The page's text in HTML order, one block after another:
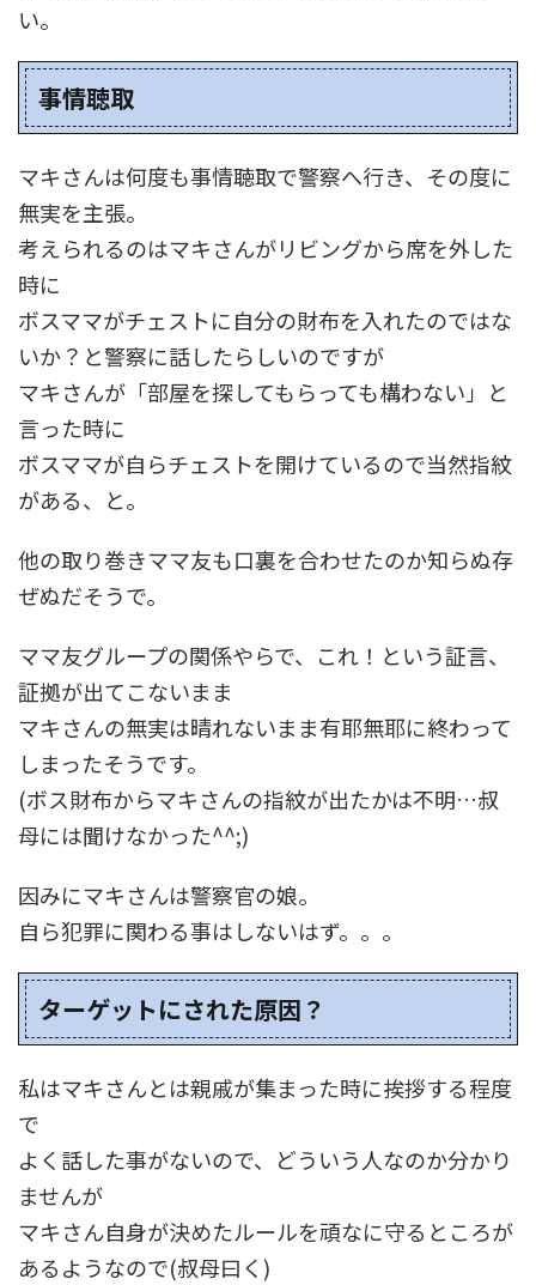
い。
事情聴取
マキさんは何度も事情聴取で警察へ行き、その度に
無実を主張。
考えられるのはマキさんがリビングから席を外した
時に
ボスママがチェストに自分の財布を入れたのではな
いか？と警察に話したらしいのですが
マキさんが「部屋を探してもらっても構わない」と
言った時に
ボスママが自らチェストを開けているので当然指紋
がある、と。
他の取り巻きママ友も口裏を合わせたのか知らぬ存
ぜぬだそうで。
ママ友グループの関係やらで、これ！という証言、
証拠が出てこないまま
マキさんの無実は晴れないまま有耶無耶に終わって
しまったそうです。
(ボス財布からマキさんの指紋が出たかは不明…叔
母には聞けなかった^^;)
因みにマキさんは警察官の娘。
自ら犯罪に関わる事はしないはず。。。
ターゲットにされた原因？
私はマキさんとは親戚が集まった時に挨拶する程度
で
よく話した事がないので、どういう人なのか分かり
ませんが
マキさん自身が決めたルールを頑なに守るところが
あるようなので(叔母曰く)